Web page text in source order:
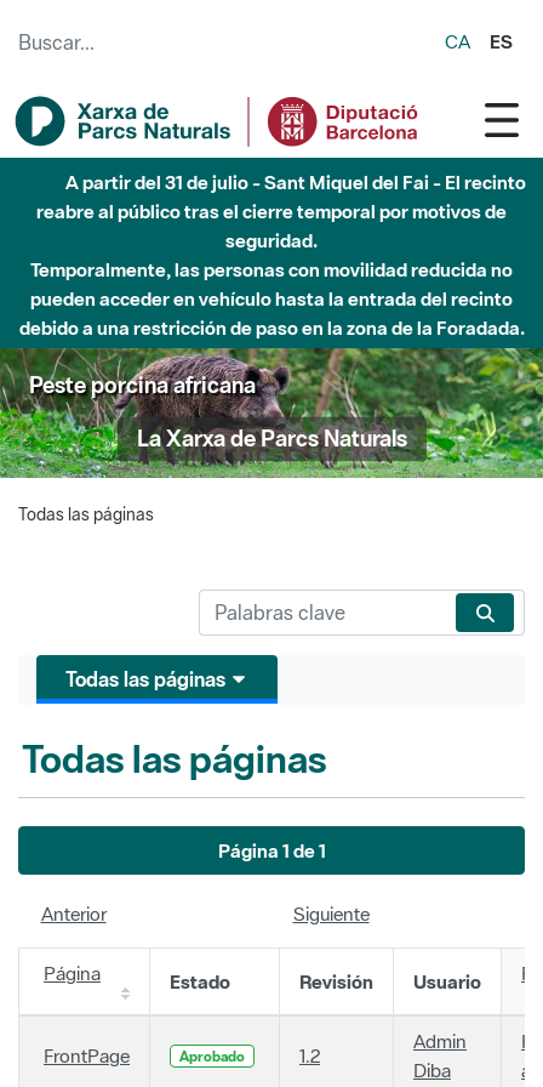
CA ES
A partir del 31 de julio - Sant Miquel del Fai - El recinto
reabre al público tras el cierre temporal por motivos de
seguridad.
Temporalmente, las personas con movilidad reducida no
pueden acceder en vehículo hasta la entrada del recinto
debido a una restricción de paso en la zona de la Foradada.
Peste porcina africana
La Xarxa de Parcs Naturals
Todas las páginas
Todas las páginas
Todas las páginas
Página 1 de 1
Anterior Siguiente
Página Estado Revisión Usuario
FrontPage Aprobado 1.2
Admin
Diba